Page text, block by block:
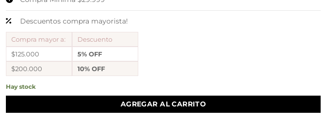
Descuentos compra mayorista!
Compra mayor a:
Descuento
$125.000
5% OFF
$200.000
10% OFF
Hay stock
AGREGAR AL CARRITO